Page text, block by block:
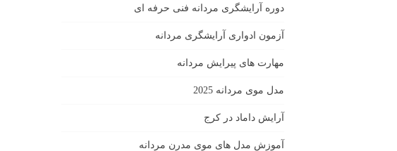
دوره آرایشگری مردانه فنی حرفه ای
آزمون ادواری آرایشگری مردانه
مهارت های پیرایش مردانه
مدل موی مردانه 2025
آرایش داماد در کرج
آموزش مدل های موی مدرن مردانه